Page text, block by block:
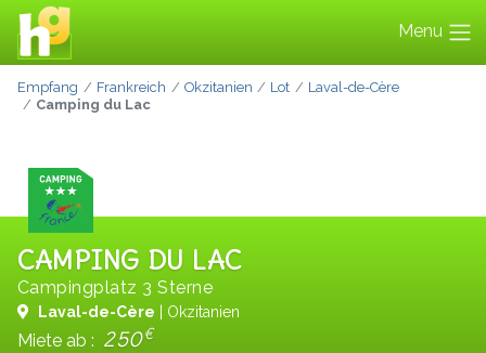
Menu
Empfang Frankreich Okzitanien Lot
Laval-de-Cère
Camping du Lac
CAMPING DU LAC
Campingplatz 3 Sterne
Laval-de-Cère | Okzitanien
Miete ab : 250€